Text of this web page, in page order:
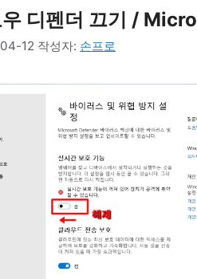
디펜더 끄기 /
12 작성자: 손프로